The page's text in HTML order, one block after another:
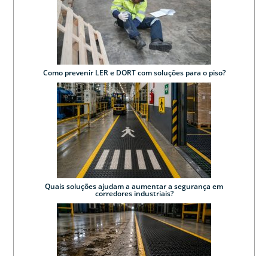
Como prevenir LER e DORT com soluções para o piso?
Quais soluções ajudam a aumentar a segurança em
corredores industriais?